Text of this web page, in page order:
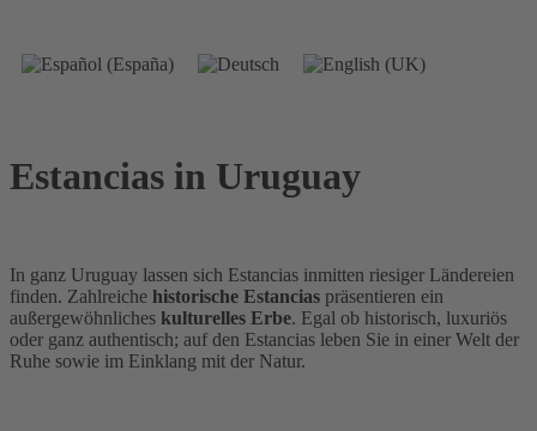
Estancias in Uruguay
In ganz Uruguay lassen sich Estancias inmitten riesiger Ländereien
finden. Zahlreiche historische Estancias präsentieren ein
außergewöhnliches kulturelles Erbe. Egal ob historisch, luxuriös
oder ganz authentisch; auf den Estancias leben Sie in einer Welt der
Ruhe sowie im Einklang mit der Natur.